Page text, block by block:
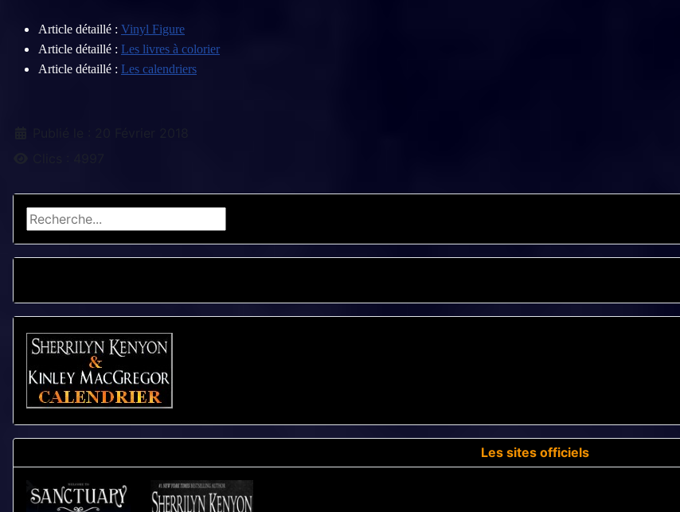
Rechercher
Les sites officiels
Article détaillé : Vinyl Figure
Article détaillé : Les livres à colorier
Article détaillé : Les calendriers